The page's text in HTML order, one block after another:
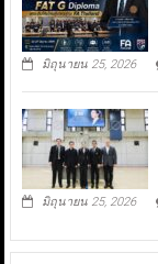
มิถุนายน 25, 2026
มิถุนายน 25, 2026